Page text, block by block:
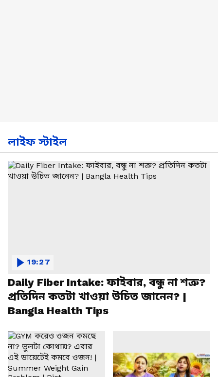
লাইফ স্টাইল
Daily Fiber Intake: ফাইবার, বন্ধু না শত্রু?
প্রতিদিন কতটা খাওয়া উচিত জানেন? |
Bangla Health Tips
19:27